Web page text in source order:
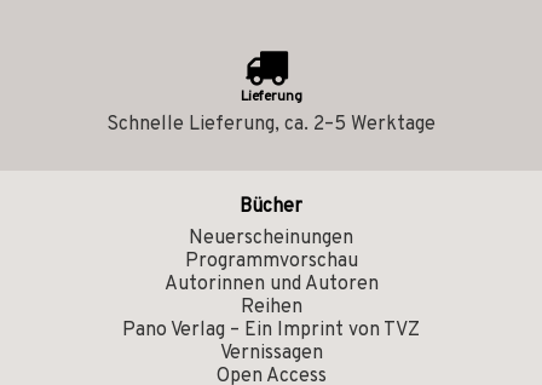
Lieferung
Schnelle Lieferung, ca. 2–5 Werktage
Bücher
Neuerscheinungen
Programmvorschau
Autorinnen und Autoren
Reihen
Pano Verlag – Ein Imprint von TVZ
Vernissagen
Open Access